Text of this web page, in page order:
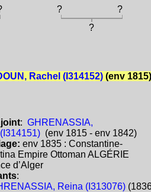
?
?
?
Rachel (I314152)(env 1815)
: GHRENASSIA,
(env 1815 - env 1842)
env 1835 : Constantine-
Empire Ottoman ALGÉRIE
d’Alger
:
Reina (I313076)